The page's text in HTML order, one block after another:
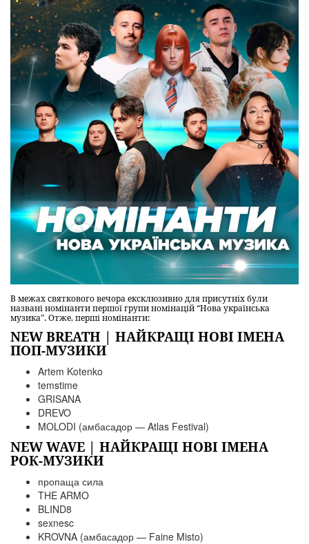
В межах святкового вечора ексклюзивно для присутніх були
названі номінанти першої групи номінацій “Нова українська
музика”. Отже, перші номінанти:
NEW BREATH | НАЙКРАЩІ НОВІ ІМЕНА
ПОП-МУЗИКИ
Artem Kotenko
temstime
GRISANA
DREVO
MOLODI (амбасадор — Atlas Festival)
NEW WAVE | НАЙКРАЩІ НОВІ ІМЕНА
РОК-МУЗИКИ
пропаща сила
THE ARMO
BLIND8
sexnesc
KROVNA (амбасадор — Faine Misto)